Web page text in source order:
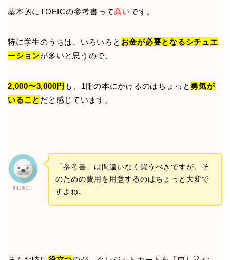
基本的にTOEICの参考書って高いです。
特に学生のうちは、いろいろと お金が必要となるシチュエ
ーションが多いと思うので、
2,000〜3,000円 も、1冊の本にかけるのはちょっと 勇気が
いること だと感じています。
きむきむ。
「参考書」は間違いなく買うべきですが、そ
のための費用を用意するのはちょっと大変で
すよね。